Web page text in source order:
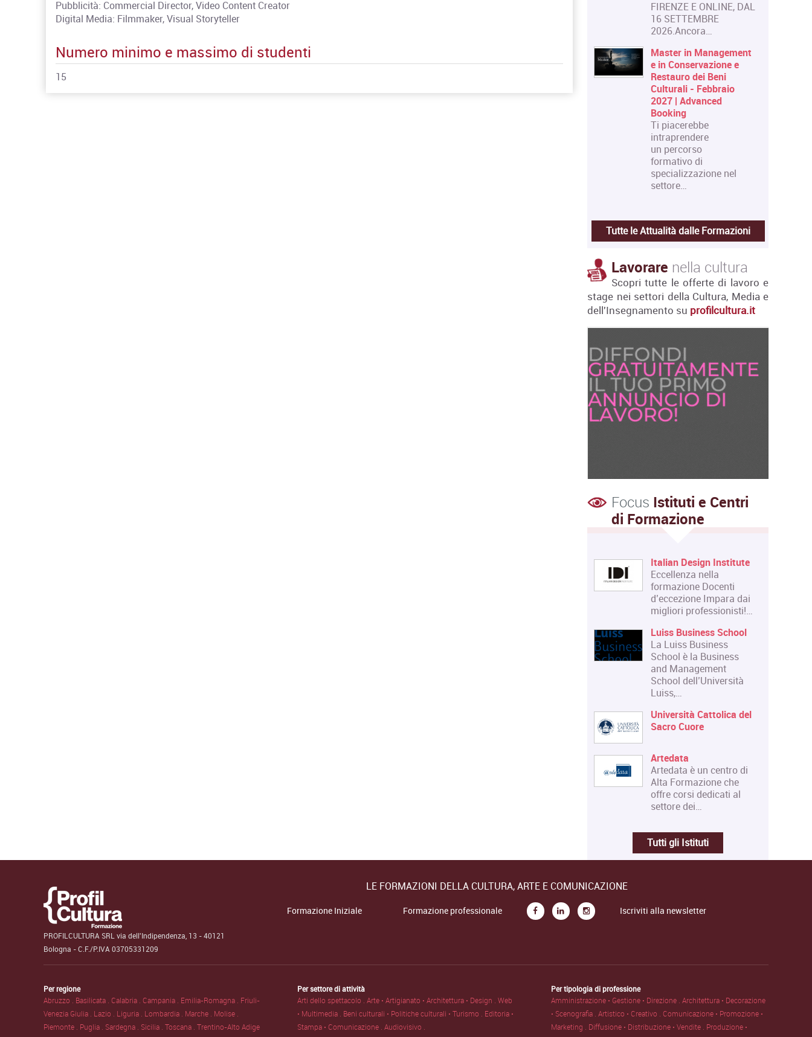
Pubblicità: Commercial Director, Video Content Creator
Digital Media: Filmmaker, Visual Storyteller
Numero minimo e massimo di studenti
15
FIRENZE E ONLINE, DAL
16 SETTEMBRE
2026.Ancora…
Master in Management
e in Conservazione e
Restauro dei Beni
Culturali - Febbraio
2027 | Advanced
Booking
Ti piacerebbe
intraprendere
un percorso
formativo di
specializzazione nel
settore…
Tutte le Attualità dalle Formazioni
Lavorare nella cultura
Scopri tutte le offerte di lavoro e
stage nei settori della Cultura, Media e
dell'Insegnamento su profilcultura.it
Focus Istituti e Centri
di Formazione
Italian Design Institute
Eccellenza nella
formazione Docenti
d’eccezione Impara dai
migliori professionisti!…
Luiss Business School
La Luiss Business
School è la Business
and Management
School dell’Università
Luiss,…
Università Cattolica del
Sacro Cuore
Artedata
Artedata è un centro di
Alta Formazione che
offre corsi dedicati al
settore dei…
Tutti gli Istituti
PROFILCULTURA SRL via dell'Indipendenza, 13 - 40121
Bologna - C.F./P.IVA 03705331209
LE FORMAZIONI DELLA CULTURA, ARTE E COMUNICAZIONE
Formazione Iniziale Formazione professionale Iscriviti alla newsletter
Per regione
Abruzzo . Basilicata . Calabria . Campania . Emilia-Romagna . Friuli-
Venezia Giulia . Lazio . Liguria . Lombardia . Marche . Molise .
Piemonte . Puglia . Sardegna . Sicilia . Toscana . Trentino-Alto Adige
Per settore di attività
Arti dello spettacolo . Arte • Artigianato • Architettura • Design . Web
• Multimedia . Beni culturali • Politiche culturali • Turismo . Editoria •
Stampa • Comunicazione . Audiovisivo .
Per tipologia di professione
Amministrazione • Gestione • Direzione . Architettura • Decorazione
• Scenografia . Artistico • Creativo . Comunicazione • Promozione •
Marketing . Diffusione • Distribuzione • Vendite . Produzione •